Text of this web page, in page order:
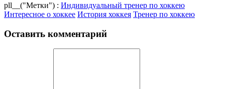
pll__("Метки") : Индивидуальный тренер по хоккею
Интересное о хоккее История хоккея Тренер по хоккею
Оставить комментарий